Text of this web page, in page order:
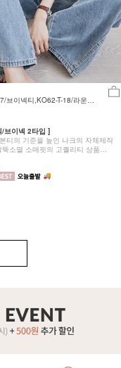
브이넥티,KO62-T-18/라운
/브이넥 2타입 ]
티의 기준을 높인 나크의 자체제작
뚝소멸 소매핏의 고퀄리티 상품